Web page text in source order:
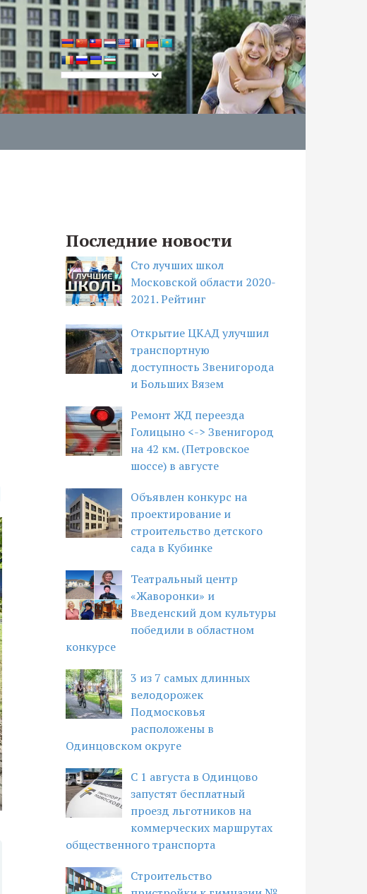
Последние новости
Сто лучших школ
Московской области 2020-
2021. Рейтинг
Открытие ЦКАД улучшил
транспортную
доступность Звенигорода
и Больших Вязем
Ремонт ЖД переезда
Голицыно <-> Звенигород
на 42 км. (Петровское
шоссе) в августе
Объявлен конкурс на
проектирование и
строительство детского
сада в Кубинке
Театральный центр
«Жаворонки» и
Введенский дом культуры
победили в областном
конкурсе
3 из 7 самых длинных
велодорожек
Подмосковья
расположены в
Одинцовском округе
С 1 августа в Одинцово
запустят бесплатный
проезд льготников на
коммерческих маршрутах
общественного транспорта
Строительство